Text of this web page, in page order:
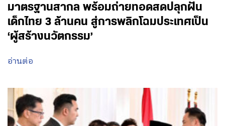
มาตรฐานสากล พร้อมถ่ายทอดสดปลุกฝัน
เด็กไทย 3 ล้านคน สู่การพลิกโฉมประเทศเป็น
‘ผู้สร้างนวัตกรรม’
อ่านต่อ